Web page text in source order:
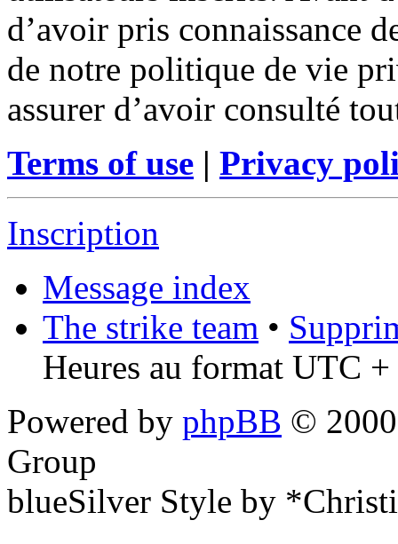
d’avoir pris connaissance
de notre politique de vie
assurer d’avoir consulté
Terms of use | Privacy
Inscription
Message index
The strike team •
Heures au format UTC
Powered by phpBB ©
Group
blueSilver Style by